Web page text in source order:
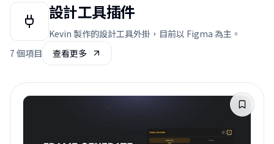
設計工具插件
Kevin 製作的設計工具外掛，目前以 Figma 為主。
7 個項目 查看更多